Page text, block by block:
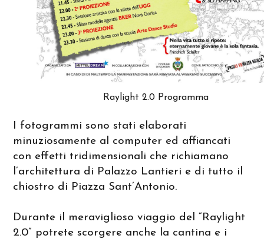
Raylight 2.0 Programma
I fotogrammi sono stati elaborati
minuziosamente al computer ed affiancati
con effetti tridimensionali che richiamano
l’architettura di Palazzo Lantieri e di tutto il
chiostro di Piazza Sant’Antonio.
Durante il meraviglioso viaggio del “Raylight
2.0” potrete scorgere anche la cantina e i